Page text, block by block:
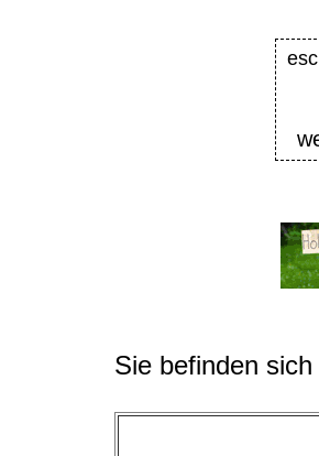
Sie befinden